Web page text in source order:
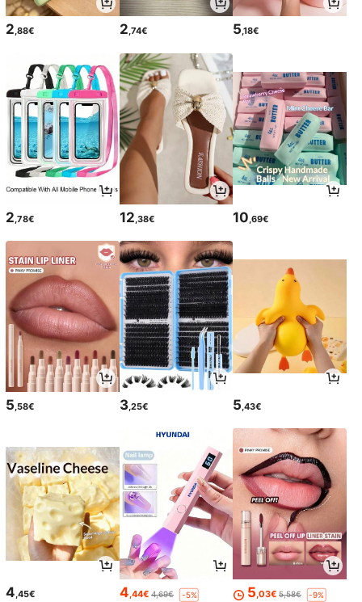
2,88€ 2,74€ 5,18€
2 ,78€ 12 ,38€ 10 ,69€
5,58€ 3,25€ 5,43€
4,45€ 4,44€ 4,69€ -5% 5,03€ 5,58€ -9%